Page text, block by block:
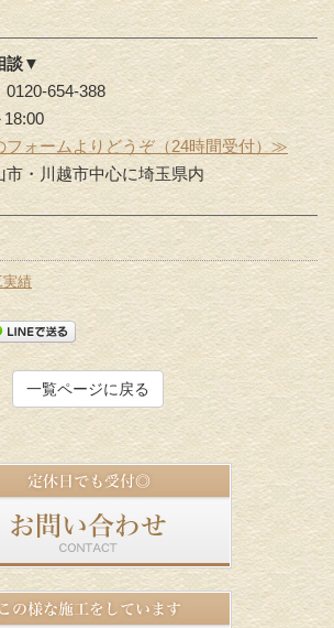
談▼
0120-654-388
フォームよりどうぞ（24時間受付）≫
市・川越市中心に埼玉県内
実績
一覧ページに戻る